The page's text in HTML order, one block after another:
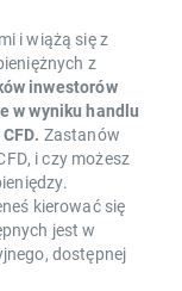
i wiążą się z
z
inwestorów
w wyniku handlu
Zastanów
i czy możesz
kierować się
jest w
dostępnej